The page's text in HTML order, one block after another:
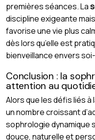
premières séances. La
discipline exigeante
favorise une vie plus
dès lors qu’elle est
bienveillance envers
Conclusion : la
attention au
Alors que les défis liés
un nombre croissant
sophrologie dynamique
douce, naturelle et